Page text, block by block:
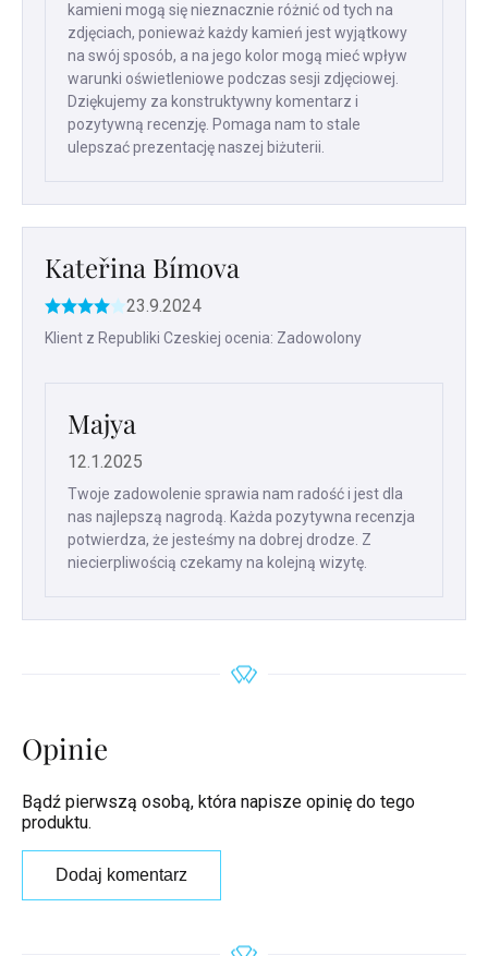
kamieni mogą się nieznacznie różnić od tych na
zdjęciach, ponieważ każdy kamień jest wyjątkowy
na swój sposób, a na jego kolor mogą mieć wpływ
warunki oświetleniowe podczas sesji zdjęciowej.
Dziękujemy za konstruktywny komentarz i
pozytywną recenzję. Pomaga nam to stale
ulepszać prezentację naszej biżuterii.
Kateřina Bímova
Ocena
produktu
gwiazdek.
23.9.2024
Klient z Republiki Czeskiej ocenia: Zadowolony
Majya
12.1.2025
Twoje zadowolenie sprawia nam radość i jest dla
nas najlepszą nagrodą. Każda pozytywna recenzja
potwierdza, że jesteśmy na dobrej drodze. Z
niecierpliwością czekamy na kolejną wizytę.
Opinie
Bądź pierwszą osobą, która napisze opinię do tego
produktu.
Dodaj komentarz